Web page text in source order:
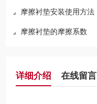
摩擦衬垫安装使用方法
摩擦衬垫的摩擦系数
详细介绍 在线留言